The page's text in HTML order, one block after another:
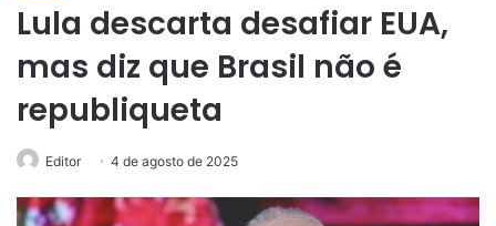
Lula descarta desafiar EUA,
mas diz que Brasil não é
republiqueta
Editor 4 de agosto de 2025